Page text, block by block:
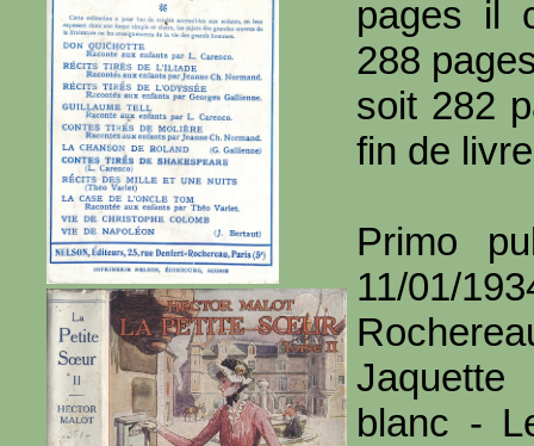
pages il
288
soit 282
fin de
Primo
11/01/
blanc -